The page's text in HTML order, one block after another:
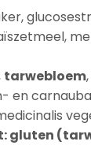
tarwebloem
en
gluten